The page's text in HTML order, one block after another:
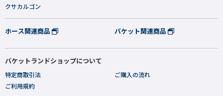
クサカルゴン
ホース関連商品 バケット関連商品
バケットランドショップについて
特定商取引法
ご利用規約
ご購入の流れ